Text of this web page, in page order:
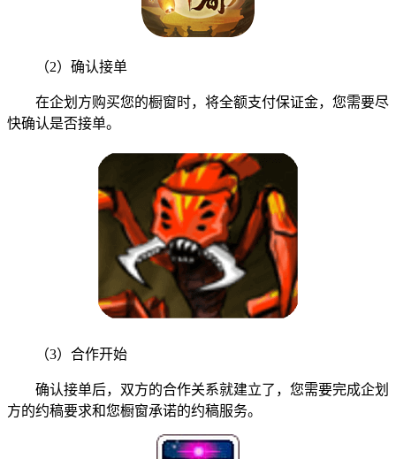
（2）确认接单
在企划方购买您的橱窗时，将全额支付保证金，您需要尽
快确认是否接单。
（3）合作开始
确认接单后，双方的合作关系就建立了，您需要完成企划
方的约稿要求和您橱窗承诺的约稿服务。